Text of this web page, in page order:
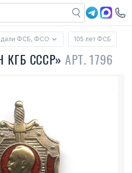
ФСБ, ФСО 105 лет ФСБ
КГБ СССР» АРТ. 1796